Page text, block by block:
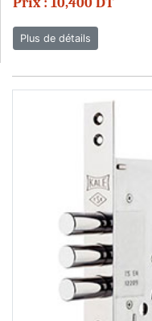
Plus de détails